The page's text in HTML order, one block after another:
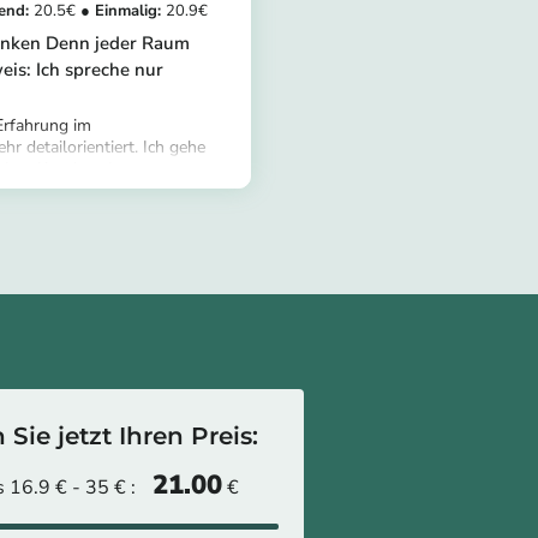
20.5 20.9
Denn jeder Raum
Ich spreche nur
im
detailorientiert. Ich gehe
denn jeder
Sie jetzt Ihren Preis:
16.9 € - 35 € : 21.00€